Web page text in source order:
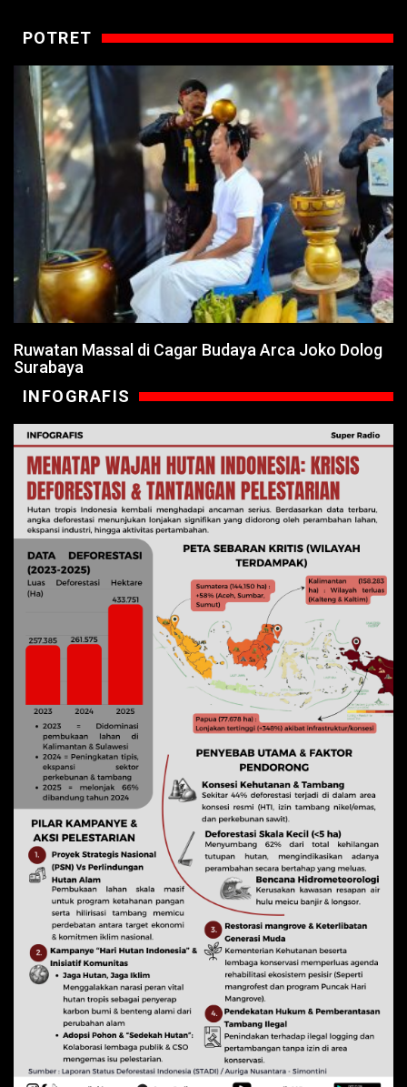
POTRET
Ruwatan Massal di Cagar Budaya Arca Joko Dolog
Surabaya
INFOGRAFIS